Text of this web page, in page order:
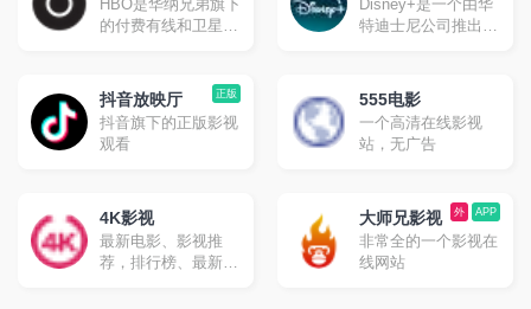
HBO是华纳兄弟旗下
的付费有线和卫星联
Disney+是一个由华
特迪士尼公司推出的
正版
抖音放映厅
抖音旗下的正版影视
观看
555电影
一个高清在线影视
站，无广告
4K影视
最新电影、影视推
荐，排行榜、最新美
APP
外
大师兄影视
非常全的一个影视在
线网站